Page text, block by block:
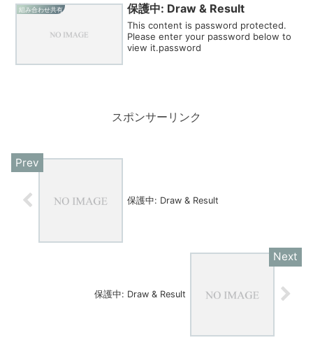
組み合わせ共有 保護中: Draw & Result
This content is password protected.
Please enter your password below to
view it.password
スポンサーリンク
保護中: Draw & Result
保護中: Draw & Result